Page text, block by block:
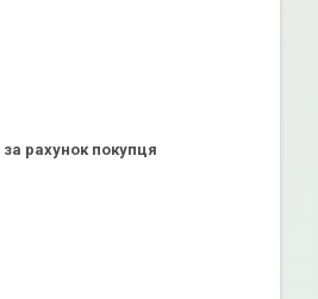
за рахунок покупця